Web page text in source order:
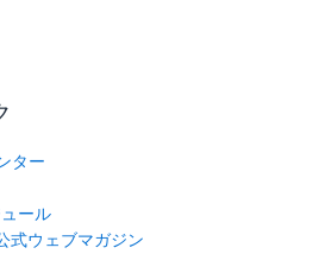
ター
ール
式ウェブマガジン